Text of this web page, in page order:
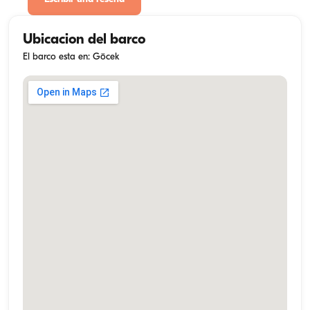
Ubicacion del barco
El barco esta en: Göcek